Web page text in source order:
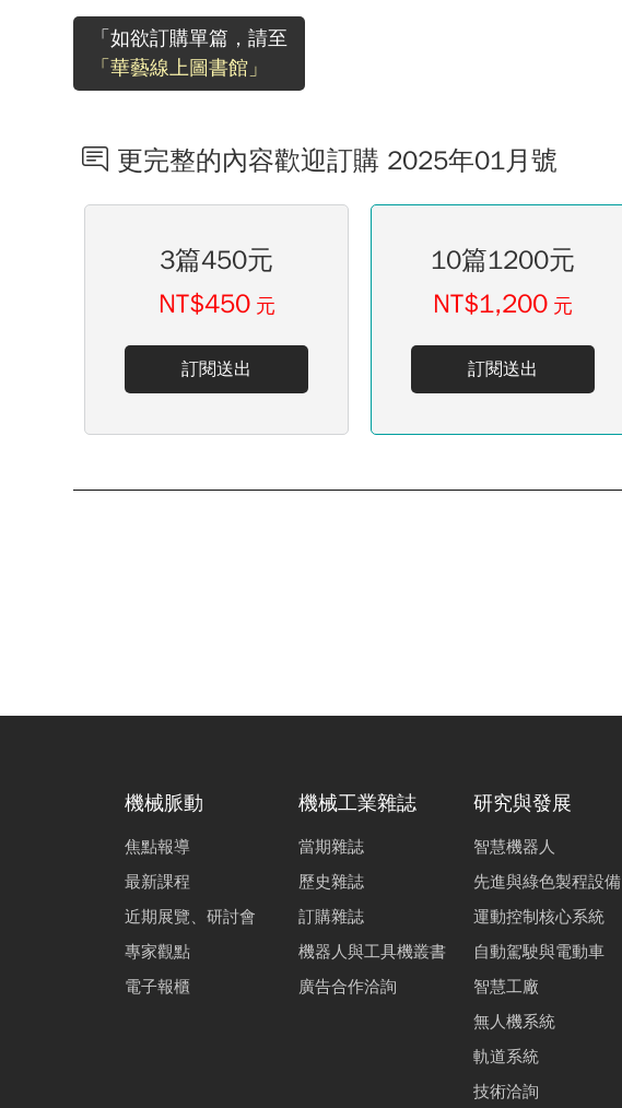
「如欲訂購單篇，請至
「華藝線上圖書館」
更完整的內容歡迎訂購 2025年01月號
3篇450元
NT$450 元
訂閱送出
10篇1200元
NT$1,200 元
訂閱送出
機械脈動
焦點報導
最新課程
近期展覽、研討會
專家觀點
電子報櫃
機械工業雜誌
當期雜誌
歷史雜誌
訂購雜誌
機器人與工具機叢書
廣告合作洽詢
研究與發展
智慧機器人
先進與綠色製程設備
運動控制核心系統
自動駕駛與電動車
智慧工廠
無人機系統
軌道系統
技術洽詢